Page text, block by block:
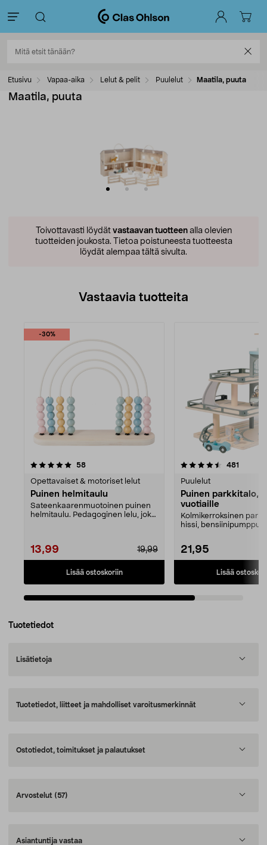
Etusivu Vapaa-aika Lelut & pelit Puulelut Maatila, puuta
Maatila, puuta
Toivottavasti löydät vastaavan tuotteenalla olevien
tuotteiden joukosta. Tietoa poistuneesta tuotteesta
löydät alempaa tältä sivulta.
Vastaavia tuotteita
-30%
58arvostelut
Opettavaiset & motoriset lelut
Puinen helmitaulu
Sateenkaarenmuotoinen puinen
helmitaulu. Pedagoginen lelu, joka
19,99
13,99
Lisää ostoskoriin
4.5viidestä
481
Puulelut
Puinen parkkitalo,
vuotiaille
Kolmikerroksinen
hissi, bensiinipumppu
21,95
Lisää
Tuotetiedot
Lisätietoja
Tuotetiedot, liitteet ja mahdolliset varoitusmerkinnät
Ostotiedot, toimitukset ja palautukset
Arvostelut (57)
Asiantuntija vastaa